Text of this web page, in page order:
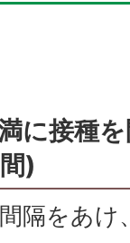
に接種
)
隔をあけ